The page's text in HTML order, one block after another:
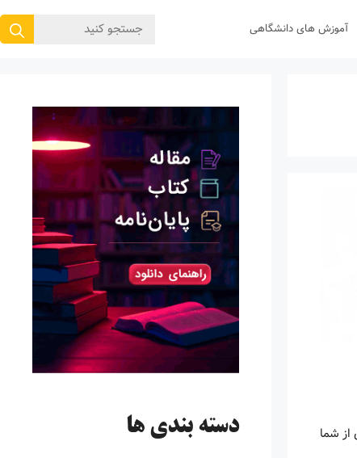
آموزش های دانشگاهی
جستجوی
از شما
دسته‌ بندی ها